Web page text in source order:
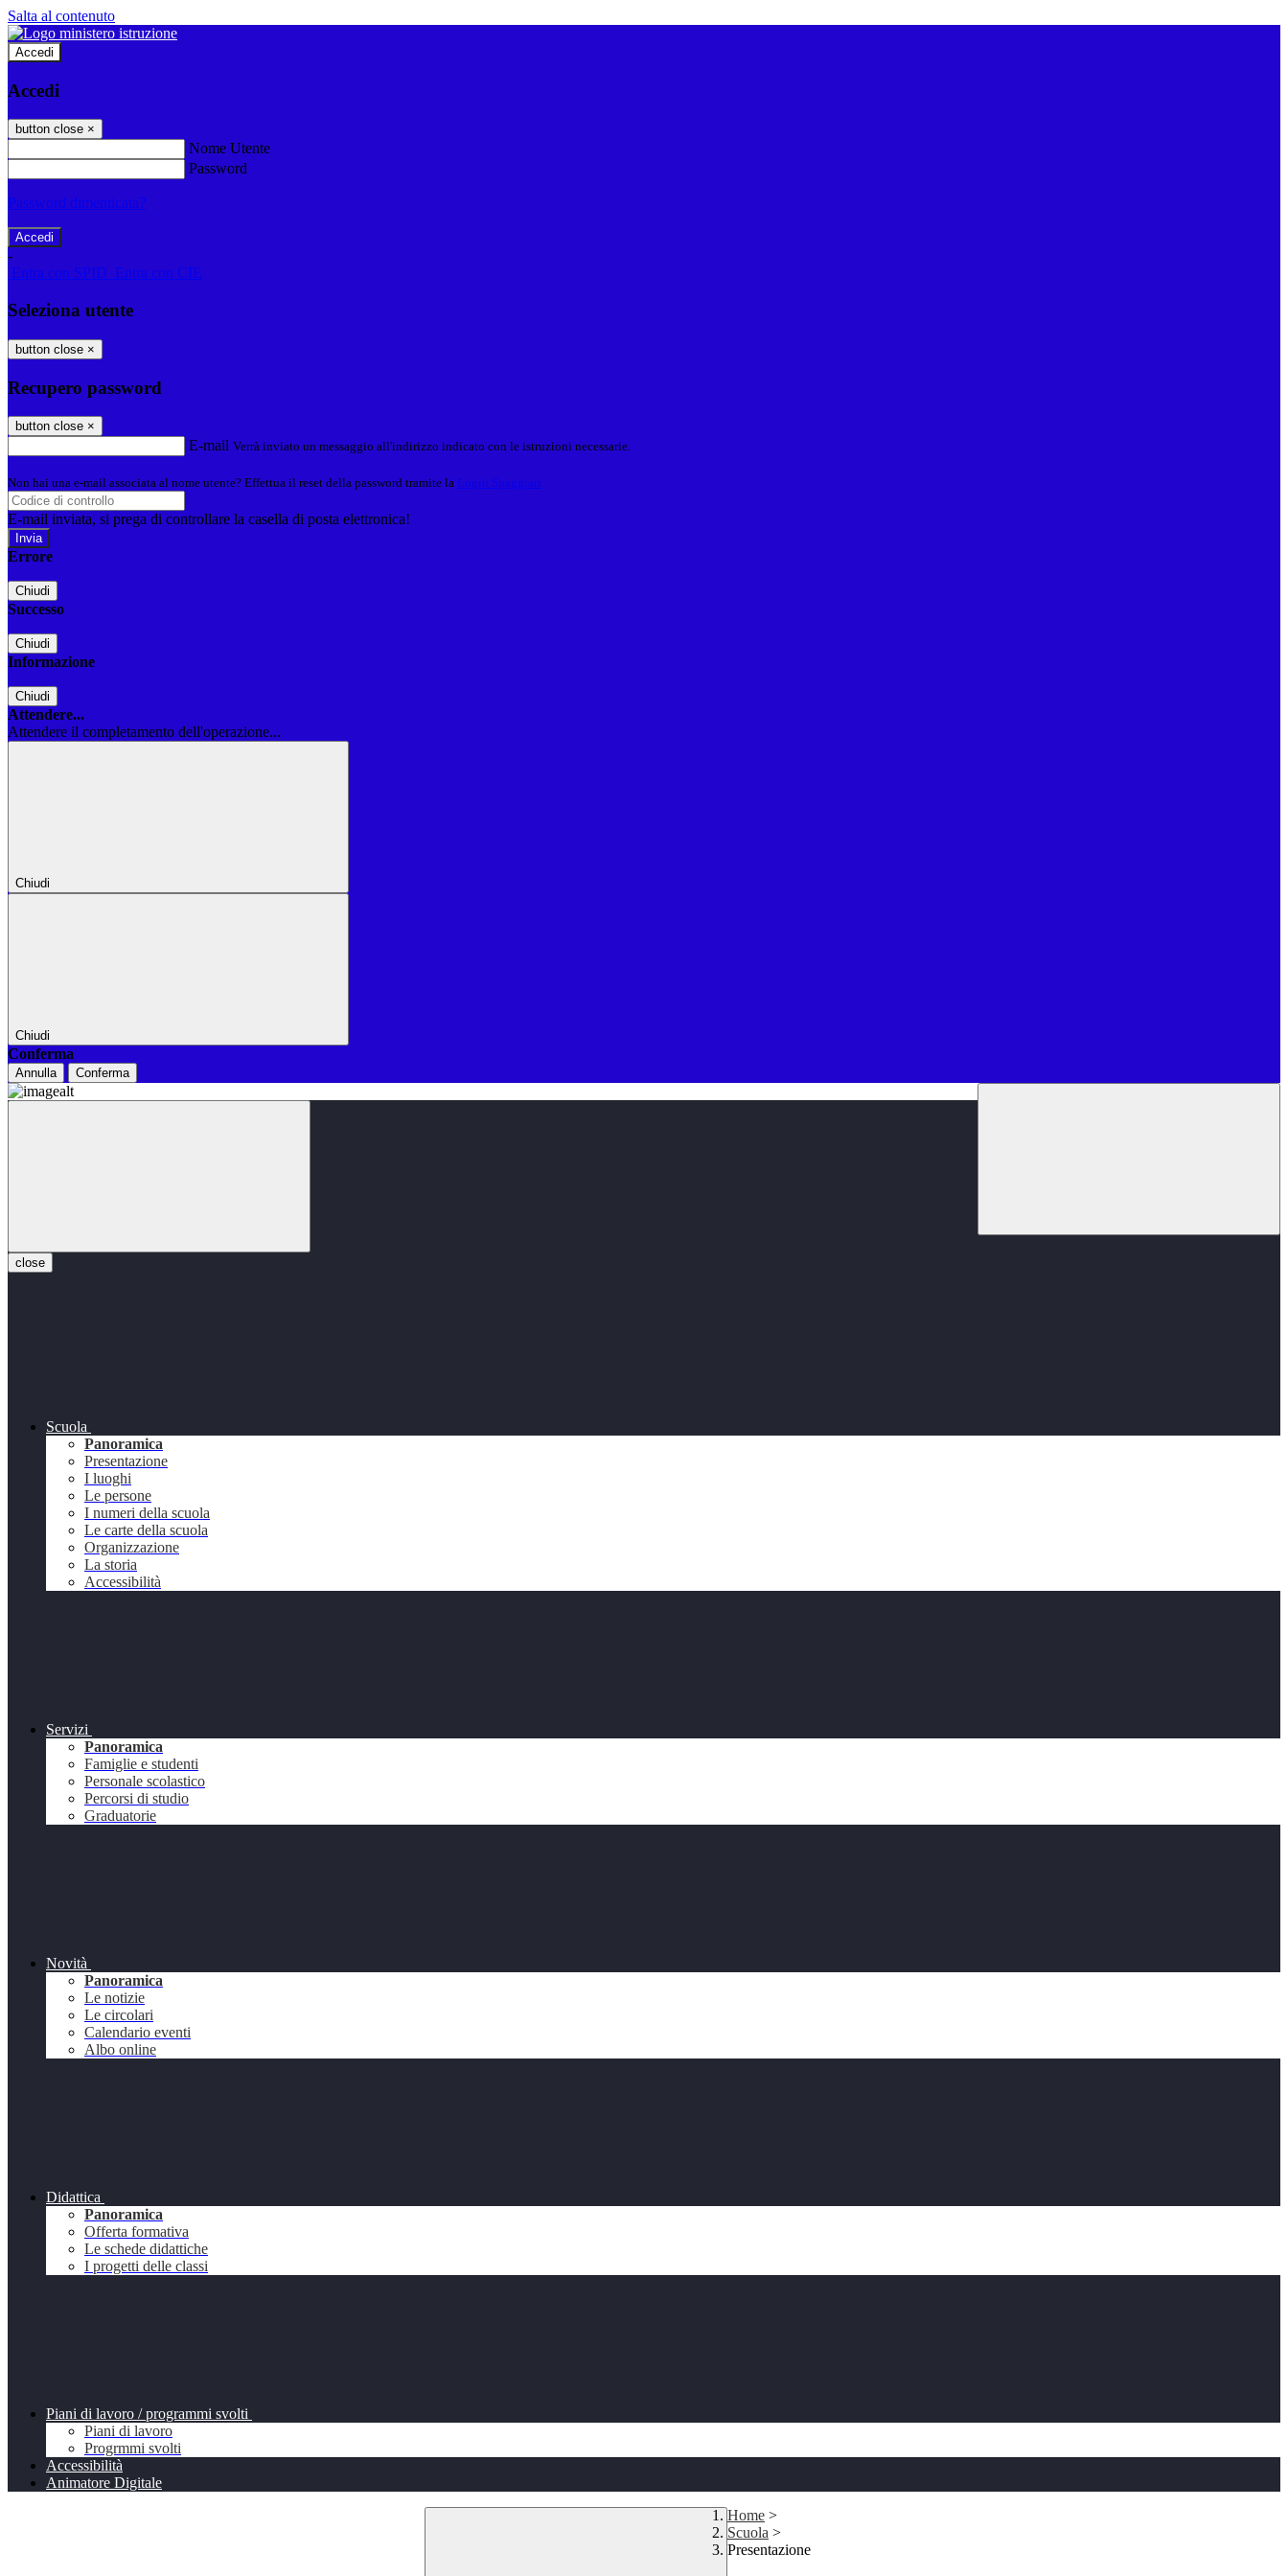
Salta al contenuto
Accedi
Accedi
button close ×
Nome Utente
Password
Password dimenticata?
-
Entra con SPID
Entra con CIE
Seleziona utente
button close ×
Recupero password
button close ×
E-mail Verrà inviato un messaggio all'indirizzo indicato con le istruzioni necessarie.
Non hai una e-mail associata al nome utente? Effettua il reset della password tramite la Login Spaggiari
E-mail inviata, si prega di controllare la casella di posta elettronica!
Errore
Chiudi
Successo
Chiudi
Informazione
Chiudi
Attendere...
Attendere il completamento dell'operazione...
Chiudi
Chiudi
Conferma
Annulla Conferma
close
Scuola
Panoramica
Presentazione
I luoghi
Le persone
I numeri della scuola
Le carte della scuola
Organizzazione
La storia
Accessibilità
Servizi
Panoramica
Famiglie e studenti
Personale scolastico
Percorsi di studio
Graduatorie
Novità
Panoramica
Le notizie
Le circolari
Calendario eventi
Albo online
Didattica
Panoramica
Offerta formativa
Le schede didattiche
I progetti delle classi
Piani di lavoro / programmi svolti
Piani di lavoro
Progrmmi svolti
Accessibilità
Animatore Digitale
Home >
Scuola >
Presentazione